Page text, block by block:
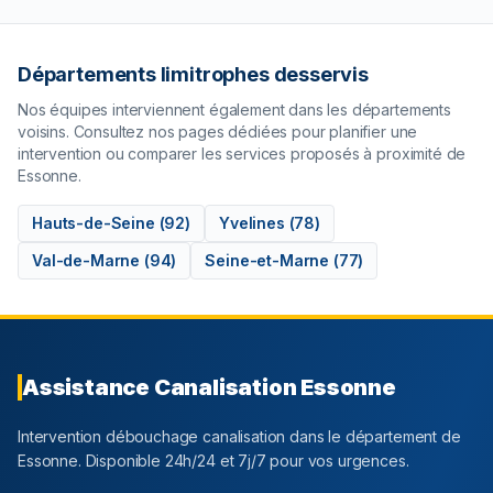
Départements limitrophes desservis
Nos équipes interviennent également dans les départements
voisins. Consultez nos pages dédiées pour planifier une
intervention ou comparer les services proposés à proximité de
Essonne.
Hauts-de-Seine (92) Yvelines (78)
Val-de-Marne (94) Seine-et-Marne (77)
Assistance Canalisation Essonne
Intervention débouchage canalisation dans le département de
Essonne. Disponible 24h/24 et 7j/7 pour vos urgences.